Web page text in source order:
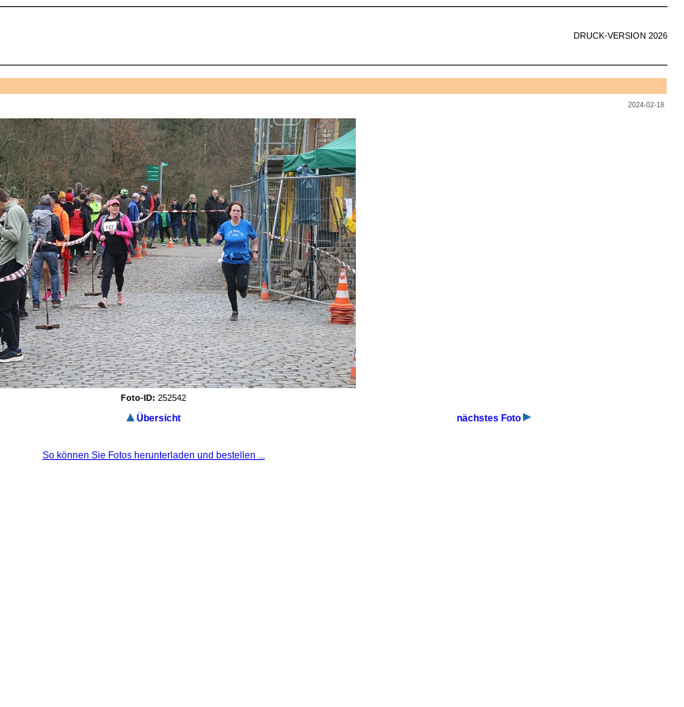
DRUCK-VERSION 2026
2024-02-18
Foto-ID: 252542
Übersicht nächstes Foto
So können Sie Fotos herunterladen und bestellen ...